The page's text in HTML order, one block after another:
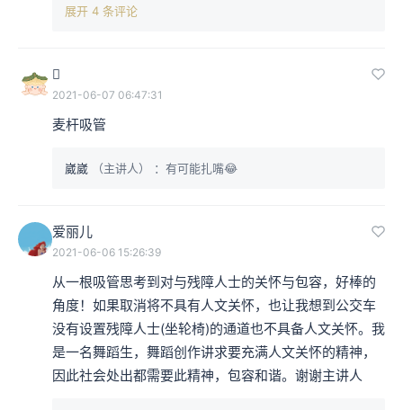
展开 4 条评论

2021-06-07 06:47:31
麦杆吸管
崴崴 （主讲人） ：有可能扎嘴😂
爱丽儿
2021-06-06 15:26:39
从一根吸管思考到对与残障人士的关怀与包容，好棒的
角度！如果取消将不具有人文关怀，也让我想到公交车
没有设置残障人士(坐轮椅)的通道也不具备人文关怀。我
是一名舞蹈生，舞蹈创作讲求要充满人文关怀的精神，
因此社会处出都需要此精神，包容和谐。谢谢主讲人